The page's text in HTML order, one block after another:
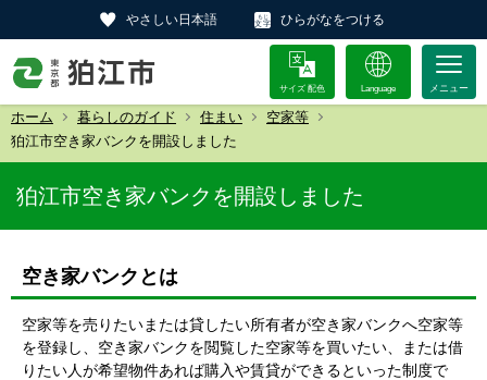
やさしい日本語 ひらがなをつける
サイズ 配色 Language
ホーム 暮らしのガイド 住まい
空家等
狛江市空き家バンクを開設しました
狛江市空き家バンクを開設しました
空き家バンクとは
空家等を売りたいまたは貸したい所有者が空き家バンクへ空家等
を登録し、空き家バンクを閲覧した空家等を買いたい、または借
りたい人が希望物件あれば購入や賃貸ができるといった制度で